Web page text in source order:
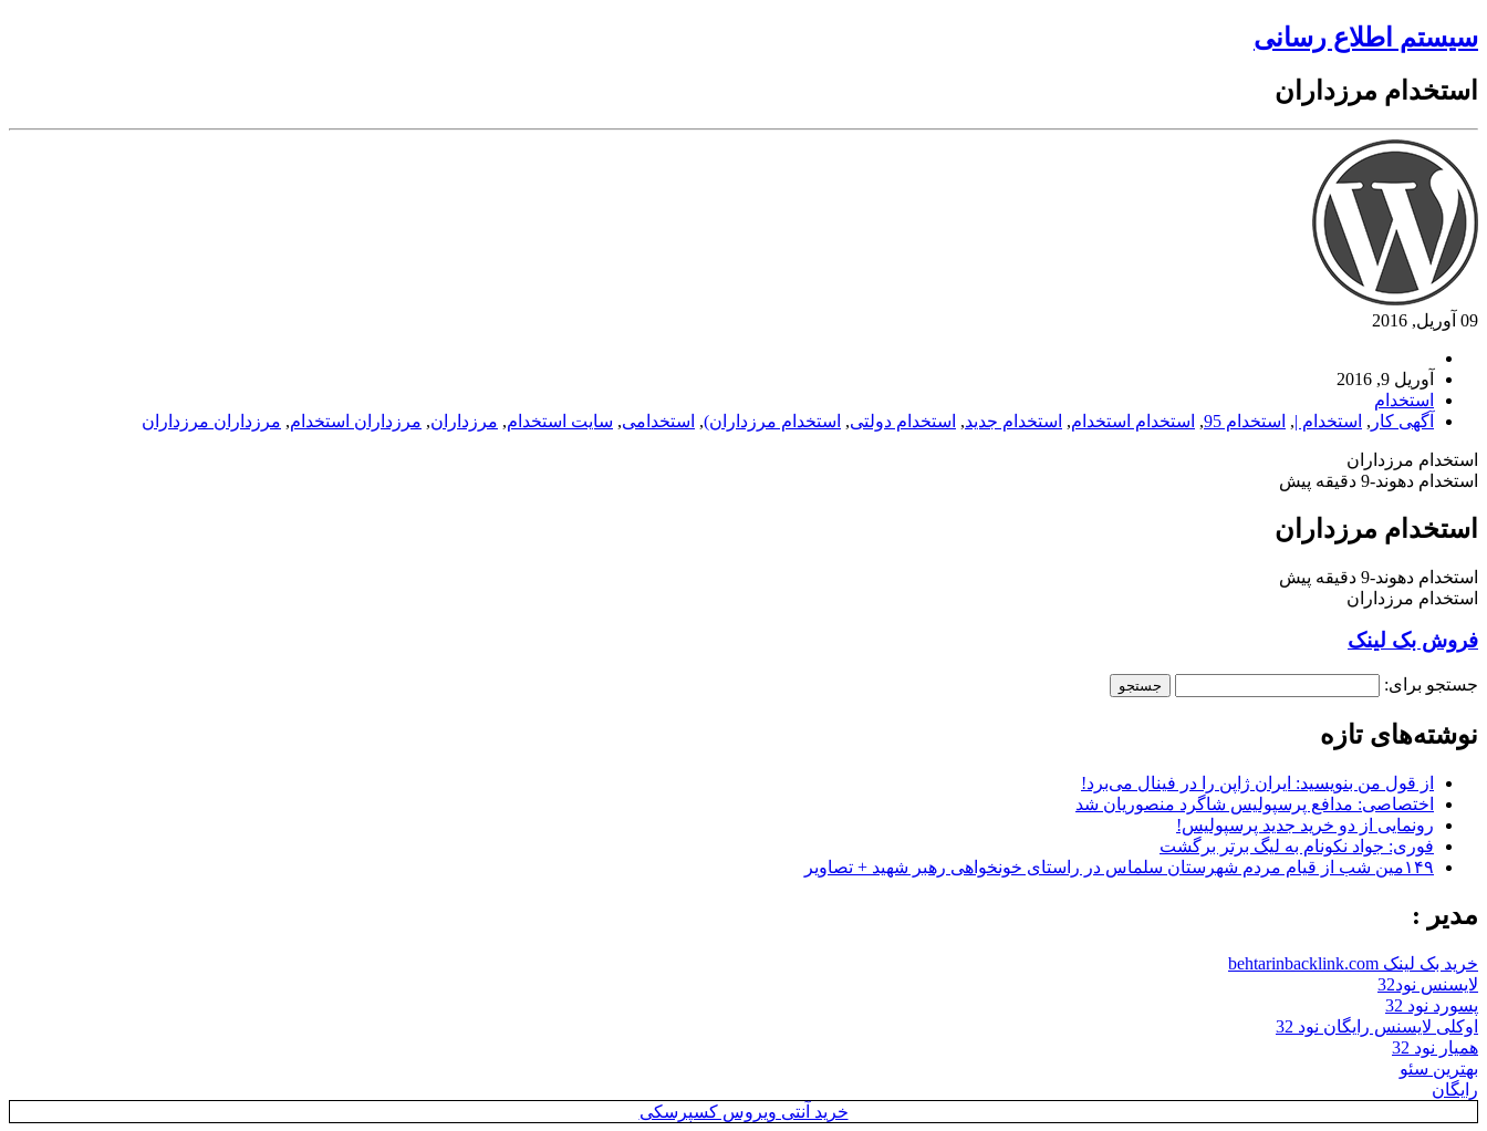
سیستم اطلاع رسانی
استخدام مرزداران
09 آوریل, 2016
آوریل 9, 2016
استخدام
آگهی کار , استخدام |, استخدام 95 , استخدام استخدام, استخدام جدید, استخدام دولتی, استخدام مرزداران), استخدامی, سایت استخدام, مرزداران, مرزداران استخدام, مرزداران مرزداران
استخدام مرزداران
استخدام دهوند-9 دقیقه پیش
استخدام مرزداران
استخدام دهوند-9 دقیقه پیش
استخدام مرزداران
فروش بک لینک
جستجو برای:
نوشته‌های تازه
از قول من بنویسید: ایران ژاپن را در فینال می‌برد!
اختصاصی: مدافع پرسپولیس شاگرد منصوریان شد
رونمایی از دو خرید جدید پرسپولیس!
فوری: جواد نکونام به لیگ برتر برگشت
۱۴۹مین شب از قیام مردم شهرستان سلماس در راستای خونخواهی رهبر شهید + تصاویر
مدیر :
خرید بک لینک behtarinbacklink.com
لایسنس نود32
پسورد نود 32
اوکلی لایسنس رایگان نود 32
همیار نود 32
بهترین سئو
رایگان
خرید آنتی ویروس کسپرسکی